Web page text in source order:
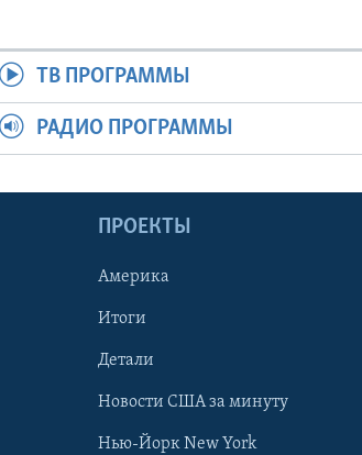
ТВ ПРОГРАММЫ
РАДИО ПРОГРАММЫ
ПРОЕКТЫ
Америка
Итоги
Детали
Новости США за минуту
Нью-Йорк New York